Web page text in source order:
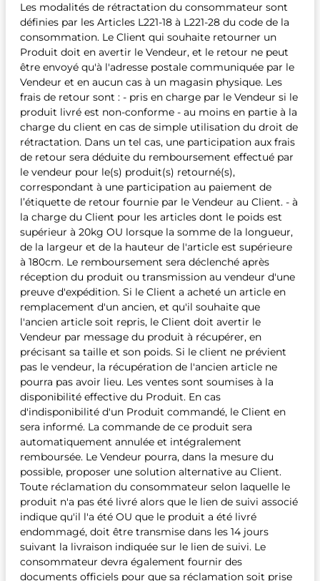
Les modalités de rétractation du consommateur sont
définies par les Articles L221-18 à L221-28 du code de la
consommation. Le Client qui souhaite retourner un
Produit doit en avertir le Vendeur, et le retour ne peut
être envoyé qu'à l'adresse postale communiquée par le
Vendeur et en aucun cas à un magasin physique. Les
frais de retour sont : - pris en charge par le Vendeur si le
produit livré est non-conforme - au moins en partie à la
charge du client en cas de simple utilisation du droit de
rétractation. Dans un tel cas, une participation aux frais
de retour sera déduite du remboursement effectué par
le vendeur pour le(s) produit(s) retourné(s),
correspondant à une participation au paiement de
l’étiquette de retour fournie par le Vendeur au Client. - à
la charge du Client pour les articles dont le poids est
supérieur à 20kg OU lorsque la somme de la longueur,
de la largeur et de la hauteur de l'article est supérieure
à 180cm. Le remboursement sera déclenché après
réception du produit ou transmission au vendeur d'une
preuve d'expédition. Si le Client a acheté un article en
remplacement d'un ancien, et qu'il souhaite que
l'ancien article soit repris, le Client doit avertir le
Vendeur par message du produit à récupérer, en
précisant sa taille et son poids. Si le client ne prévient
pas le vendeur, la récupération de l'ancien article ne
pourra pas avoir lieu. Les ventes sont soumises à la
disponibilité effective du Produit. En cas
d'indisponibilité d'un Produit commandé, le Client en
sera informé. La commande de ce produit sera
automatiquement annulée et intégralement
remboursée. Le Vendeur pourra, dans la mesure du
possible, proposer une solution alternative au Client.
Toute réclamation du consommateur selon laquelle le
produit n'a pas été livré alors que le lien de suivi associé
indique qu'il l'a été OU que le produit a été livré
endommagé, doit être transmise dans les 14 jours
suivant la livraison indiquée sur le lien de suivi. Le
consommateur devra également fournir des
documents officiels pour que sa réclamation soit prise